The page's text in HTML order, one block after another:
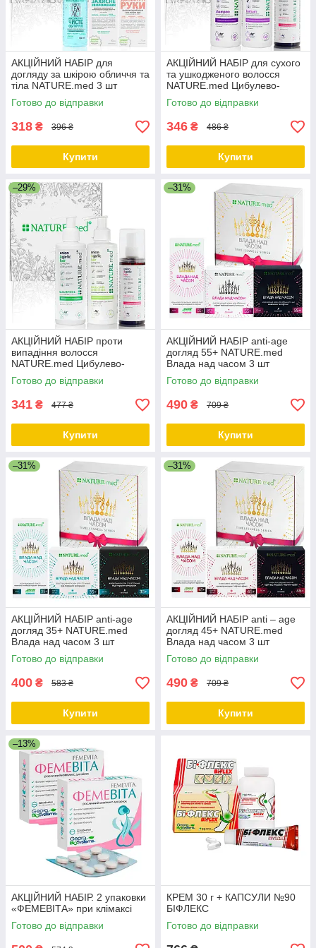
АКЦІЙНИЙ НАБІР для
догляду за шкірою обличчя та
тіла NATURE.med 3 шт
Готово до відправки
318 ₴ 396 ₴
Купити
АКЦІЙНИЙ НАБІР для сухого
та ушкодженого волосся
NATURE.med Цибулево-
часниковий комплекс 3 шт
Готово до відправки
346 ₴ 486 ₴
Купити
–29%
АКЦІЙНИЙ НАБІР проти
випадіння волосся
NATURE.med Цибулево-
часниковий комплекс.3 шт
Готово до відправки
341 ₴ 477 ₴
Купити
–31%
АКЦІЙНИЙ НАБІР anti-age
догляд 55+ NATURE.med
Влада над часом 3 шт
Готово до відправки
490 ₴ 709 ₴
Купити
–31%
АКЦІЙНИЙ НАБІР anti-age
догляд 35+ NATURE.med
Влада над часом 3 шт
Готово до відправки
400 ₴ 583 ₴
Купити
–31%
АКЦІЙНИЙ НАБІР anti – age
догляд 45+ NATURE.med
Влада над часом 3 шт
Готово до відправки
490 ₴ 709 ₴
Купити
–13%
АКЦІЙНИЙ НАБІР. 2 упаковки
«ФЕМЕВІТА» при клімаксі
Готово до відправки
КРЕМ 30 г + КАПСУЛИ №90
БІФЛЕКС
Готово до відправки